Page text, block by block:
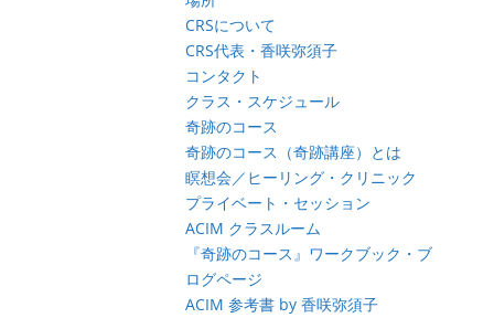
CRSについて
CRS代表・香咲弥須子
コンタクト
クラス・スケジュール
奇跡のコース
奇跡のコース（奇跡講座）とは
瞑想会／ヒーリング・クリニック
プライベート・セッション
ACIM クラスルーム
『奇跡のコース』ワークブック・ブ
ログページ
ACIM 参考書 by 香咲弥須子